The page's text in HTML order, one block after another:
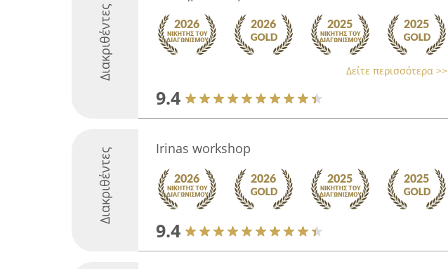
Διακριθέντες Δείτε περισσότερα >>
9.4
Διακριθέντες Irinas workshop
9.4